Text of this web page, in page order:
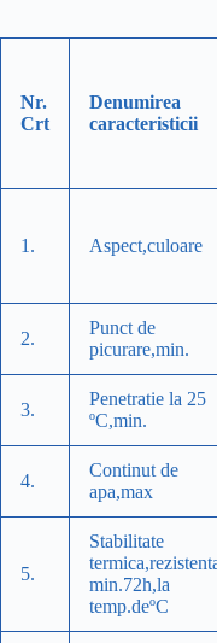
Nr.
Crt
Denumirea
caracteristicii
1. Aspect,culoare
2.
Punct de
picurare,min.
3.
Penetratie la 25
ºC,min.
4.
Continut de
apa,max
5.
Stabilitate
min.72h,la
temp.deºC